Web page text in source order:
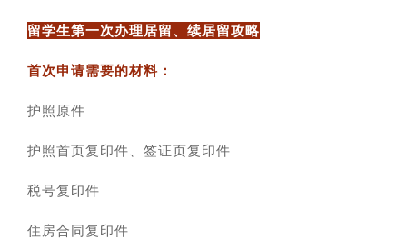
留学生第一次办理居留、续居留攻略
首次申请需要的材料：
护照原件
护照首页复印件、签证页复印件
税号复印件
住房合同复印件